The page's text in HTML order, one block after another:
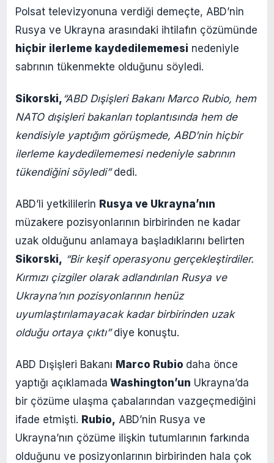
Polsat televizyonuna verdiği demeçte, ABD’nin
Rusya ve Ukrayna arasındaki ihtilafın çözümünde
hiçbir ilerleme kaydedilememesi nedeniyle
sabrının tükenmekte olduğunu söyledi.
Sikorski, “ABD Dışişleri Bakanı Marco Rubio, hem
NATO dışişleri bakanları toplantısında hem de
kendisiyle yaptığım görüşmede, ABD’nin hiçbir
ilerleme kaydedilememesi nedeniyle sabrının
tükendiğini söyledi”dedi.
ABD’li yetkililerin Rusya ve Ukrayna’nın
müzakere pozisyonlarının birbirinden ne kadar
uzak olduğunu anlamaya başladıklarını belirten
Sikorski, “Bir keşif operasyonu gerçekleştirdiler.
Kırmızı çizgiler olarak adlandırılan Rusya ve
Ukrayna’nın pozisyonlarının henüz
uyumlaştırılamayacak kadar birbirinden uzak
olduğu ortaya çıktı”diye konuştu.
ABD Dışişleri Bakanı Marco Rubio daha önce
yaptığı açıklamada Washington’un Ukrayna’da
bir çözüme ulaşma çabalarından vazgeçmediğini
ifade etmişti. Rubio, ABD’nin Rusya ve
Ukrayna’nın çözüme ilişkin tutumlarının farkında
olduğunu ve posizyonlarının birbirinden hala çok